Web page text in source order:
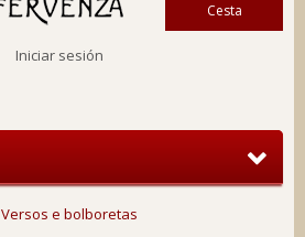
Cesta
Iniciar sesión
Versos e bolboretas